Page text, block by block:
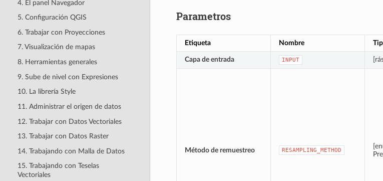
4. El panel Navegador
5. Configuración QGIS
6. Trabajar con Proyecciones
7. Visualización de mapas
8. Herramientas generales
9. Sube de nivel con Expresiones
10. La librería Style
11. Administrar el origen de datos
12. Trabajar con Datos Vectoriales
13. Trabajar con Datos Raster
14. Trabajando con Malla de Datos
15. Trabajando con Teselas
Vectoriales
Parametros
Etiqueta Nombre
Capa de entrada INPUT
Método de remuestreo RESAMPLING_METHOD